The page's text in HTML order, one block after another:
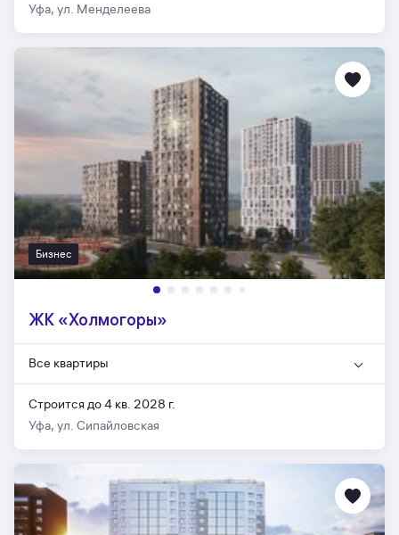
Уфа, ул. Менделеева
Бизнес
ЖК «Холмогоры»
Все квартиры
Строится до 4 кв. 2028 г.
Уфа, ул. Сипайловская